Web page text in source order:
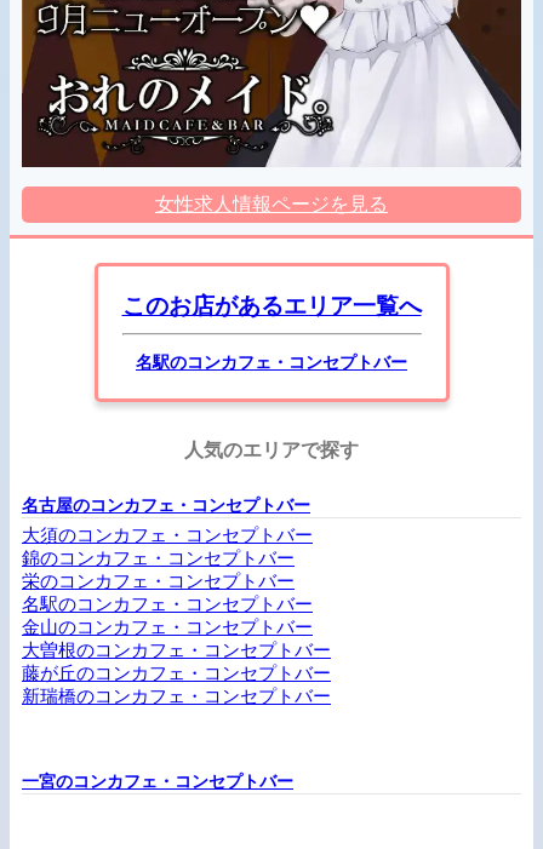
女性求人情報ページを見る
このお店があるエリア一覧へ
名駅のコンカフェ・コンセプトバー
人気のエリアで探す
名古屋のコンカフェ・コンセプトバー
大須のコンカフェ・コンセプトバー
錦のコンカフェ・コンセプトバー
栄のコンカフェ・コンセプトバー
名駅のコンカフェ・コンセプトバー
金山のコンカフェ・コンセプトバー
大曽根のコンカフェ・コンセプトバー
藤が丘のコンカフェ・コンセプトバー
新瑞橋のコンカフェ・コンセプトバー
一宮のコンカフェ・コンセプトバー